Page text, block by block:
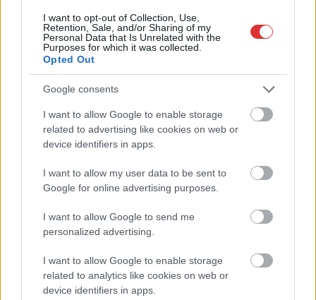
I want to opt-out of Collection, Use,
Retention, Sale, and/or Sharing of my
Personal Data that Is Unrelated with the
Purposes for which it was collected.
Opted Out
Google consents
I want to allow Google to enable storage
related to advertising like cookies on web or
device identifiers in apps.
I want to allow my user data to be sent to
Google for online advertising purposes.
I want to allow Google to send me
personalized advertising.
I want to allow Google to enable storage
related to analytics like cookies on web or
device identifiers in apps.
2024.08.20. Fazekas Adrián
Ismét akciózott a Szolnoki ZöldErő, jócskán volt
A Zagyva folyó ilyenkor igazán szép arcát mutathatná, de a
part menti, nagy rakásokban felhalmozódott szemét...